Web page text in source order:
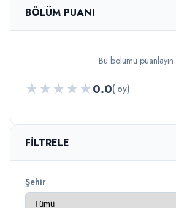
BÖLÜM PUANI
Bu bölümü puanlayın:
★★★★★0.0( oy)
FILTRELE
Şehir